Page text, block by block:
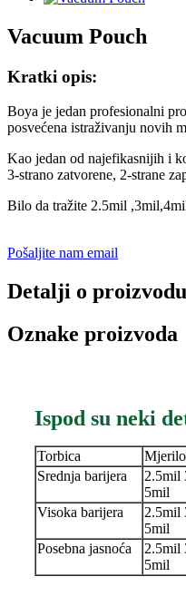
Vacuum Pouch
Kratki opis:
Boya je jedan profesionalni
posvećena istraživanju novih
Kao jedan od najefikasnijih i
3-strano zatvorene, 2-strane
Bilo da tražite 2.5mil
Pošaljite nam email
Detalji o proizvodu
Oznake proizvoda
Ispod su neki
Torbica Mjerilo
Srednja barijera
2.5mil
5mil
Visoka barijera 2.5mil
5mil
Posebna jasnoća 2.5mil
5mil